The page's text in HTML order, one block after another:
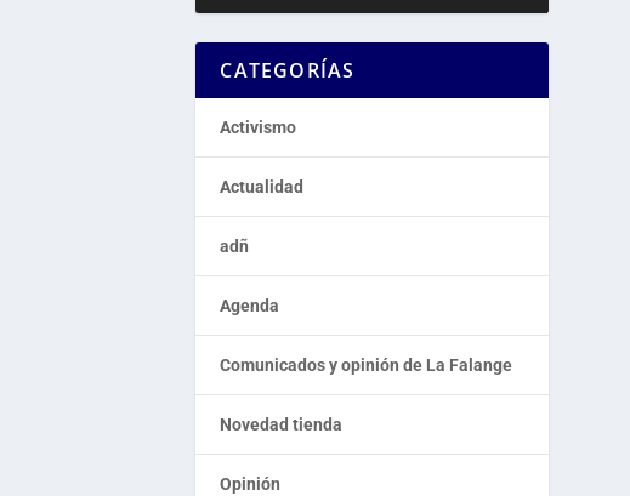
CATEGORÍAS
Activismo
Actualidad
adñ
Agenda
Comunicados y opinión de La Falange
Novedad tienda
Opinión